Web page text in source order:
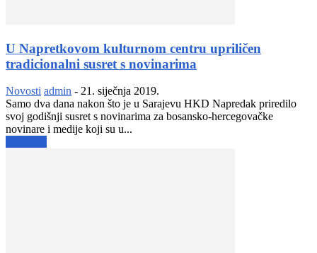
U Napretkovom kulturnom centru upriličen
tradicionalni susret s novinarima
Novosti admin - 21. siječnja 2019.
Samo dva dana nakon što je u Sarajevu HKD Napredak priredilo
svoj godišnji susret s novinarima za bosansko-hercegovačke
novinare i medije koji su u...